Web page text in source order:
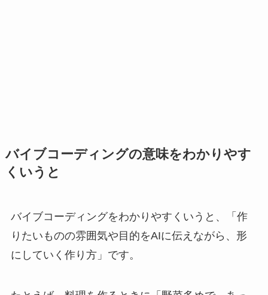
バイブコーディングの意味をわかりやす
くいうと
バイブコーディングをわかりやすくいうと、「作
りたいものの雰囲気や目的をAIに伝えながら、形
にしていく作り方」です。